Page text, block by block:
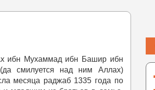
ибн Мухаммад ибн Башир ибн
смилуется над ним Аллах)
месяца раджаб 1335 года по